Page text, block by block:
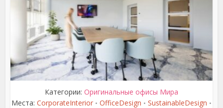
Категории: Оригинальные офисы Мира
Места: CorporateInterior • OfficeDesign • SustainableDesign •